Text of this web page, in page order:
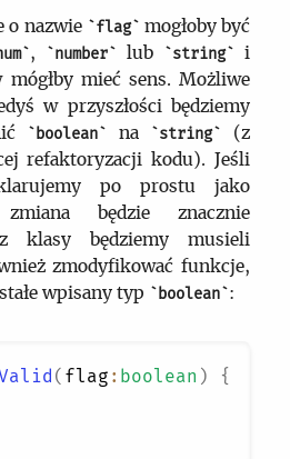
o nazwie flag
mogłoby być
, number lub string
i
mieć sens. Możliwe
w przyszłości będziemy
boolean na string
(z
refaktoryzacji kodu). Jeśli
po prostu jako
będzie znacznie
klasy będziemy musieli
zmodyfikować funkcje,
wpisany typ
boolean :
( flag : boolean )
{